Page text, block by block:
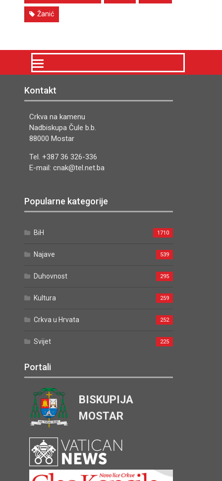
Žanić
Kontakt
Crkva na kamenu
Nadbiskupa Čule b.b.
88000 Mostar
Tel. +387 36 326-336
E-mail: cnak@tel.net.ba
Popularne kategorije
BiH 1710
Najave 539
Duhovnost 295
Kultura 259
Crkva u Hrvata 252
Svijet 225
Portali
BISKUPIJA
MOSTAR